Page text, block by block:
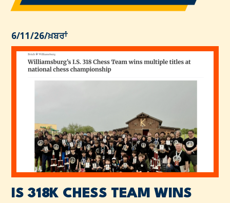
6/11/26/ਖ਼ਬਰਾਂ
IS 318K CHESS TEAM WINS